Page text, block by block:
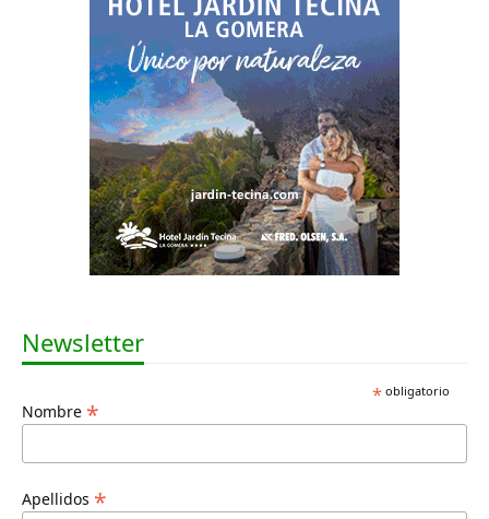
Newsletter
*obligatorio
Nombre *
Apellidos *